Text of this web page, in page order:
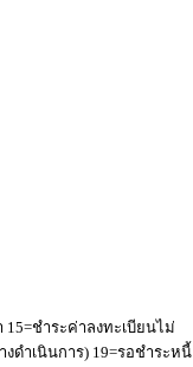
ชำระค่าลงทะเบียนไม่
ดำเนินการ) 19=รอชำระหนี้